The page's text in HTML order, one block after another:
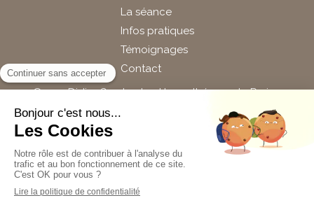
La séance
Infos pratiques
Témoignages
Contact
©2019 Didier Gambade - Hypnothérapeute Paris 3